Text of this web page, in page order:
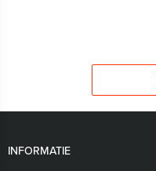
INFORMATIE